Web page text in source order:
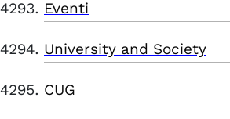
Eventi
University and Society
CUG